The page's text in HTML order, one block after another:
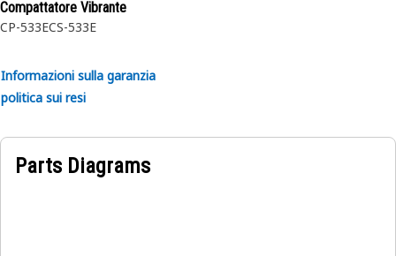
Compattatore Vibrante
CP-533ECS-533E
Informazioni sulla garanzia
politica sui resi
Parts Diagrams